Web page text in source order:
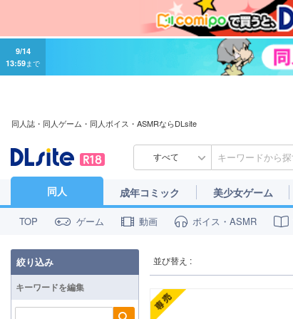
9/14
13:59まで
同人誌・同人ゲーム・同人ボイス・ASMRならDLsite
すべて
同人 成年コミック 美少女ゲーム
TOP ゲーム 動画 ボイス・ASMR
並び替え :
絞り込み
キーワードを編集